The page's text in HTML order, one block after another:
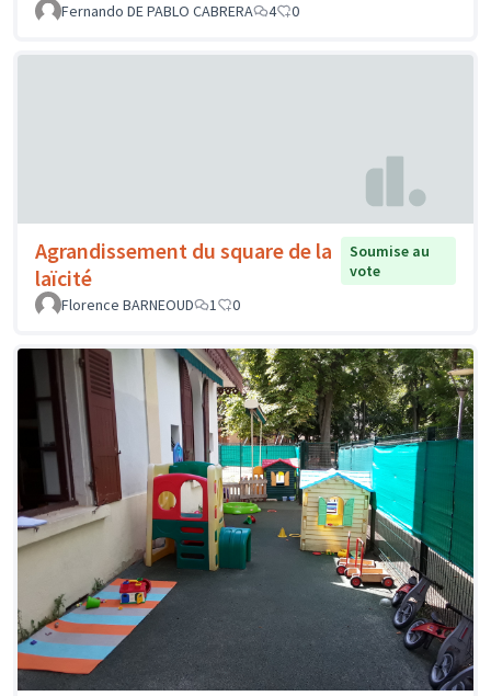
Fernando DE PABLO CABRERA
4 0
Agrandissement du square de la
laïcité
Soumise au
vote
Florence BARNEOUD
1 0